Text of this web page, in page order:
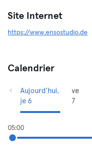
Site Internet
https://www.ensostudio.de
Calendrier
Aujourd’hui,
je 6
ve
7
05:00